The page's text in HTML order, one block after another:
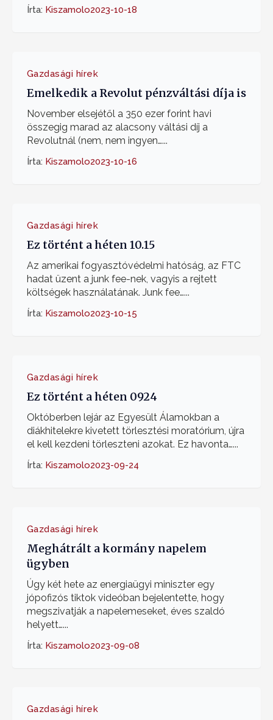
Írta: Kiszamolo2023-10-18
Gazdasági hírek
Emelkedik a Revolut pénzváltási díja is
November elsejétől a 350 ezer forint havi
összegig marad az alacsony váltási díj a
Revolutnál (nem, nem ingyen…...
Írta: Kiszamolo2023-10-16
Gazdasági hírek
Ez történt a héten 10.15
Az amerikai fogyasztóvédelmi hatóság, az FTC
hadat üzent a junk fee-nek, vagyis a rejtett
költségek használatának. Junk fee…...
Írta: Kiszamolo2023-10-15
Gazdasági hírek
Ez történt a héten 0924
Októberben lejár az Egyesült Álamokban a
diákhitelekre kivetett törlesztési moratórium, újra
el kell kezdeni törleszteni azokat. Ez havonta…...
Írta: Kiszamolo2023-09-24
Gazdasági hírek
Meghátrált a kormány napelem
ügyben
Úgy két hete az energiaügyi miniszter egy
jópofizós tiktok videóban bejelentette, hogy
megszivatják a napelemeseket, éves szaldó
helyett…...
Írta: Kiszamolo2023-09-08
Gazdasági hírek